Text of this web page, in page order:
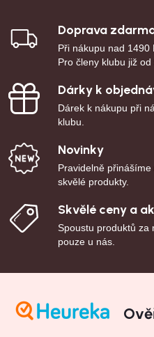
Doprava
Při nákupu nad 1490
Pro členy klubu již od
Dárky k
Dárek k nákupu při
klubu.
Novinky
Pravidelně
skvělé produkty.
Skvělé ceny a
Spoustu produktů za
pouze u nás.